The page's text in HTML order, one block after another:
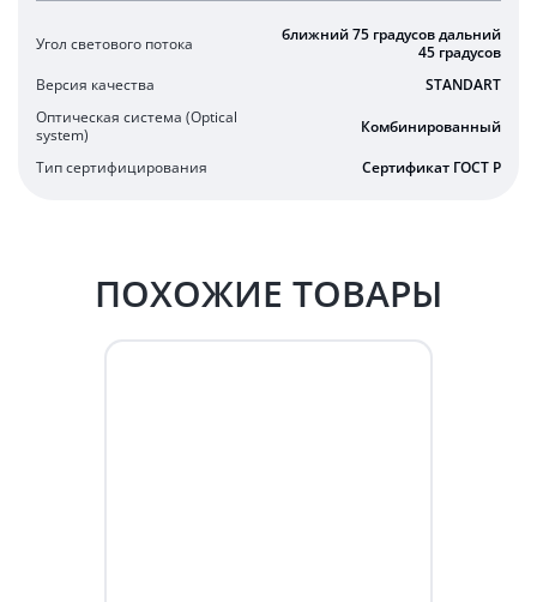
Угол светового потока
ближний 75 градусов дальний
45 градусов
Версия качества
STANDART
Оптическая система (Optical
system)
Комбинированный
Тип сертифицирования Сертификат ГОСТ Р
ПОХОЖИЕ ТОВАРЫ